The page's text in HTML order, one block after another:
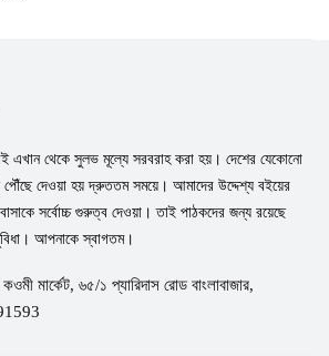
এখান থেকে সুলভ মূল্যে সরবরাহ করা হয়। দেশের যেকোনো
পৌঁছে দেওয়া হয় দ্রুততম সময়ে। আমাদের উদ্দেশ্য বইয়ের
সর্বোচ্চ গুরুত্ব দেওয়া। তাই পাঠকদের জন্য রয়েছে
আপনাকে স্বাগতম।
মার্কেট, ৬৫/১ প্যারিদাস রোড বাংলাবাজার,